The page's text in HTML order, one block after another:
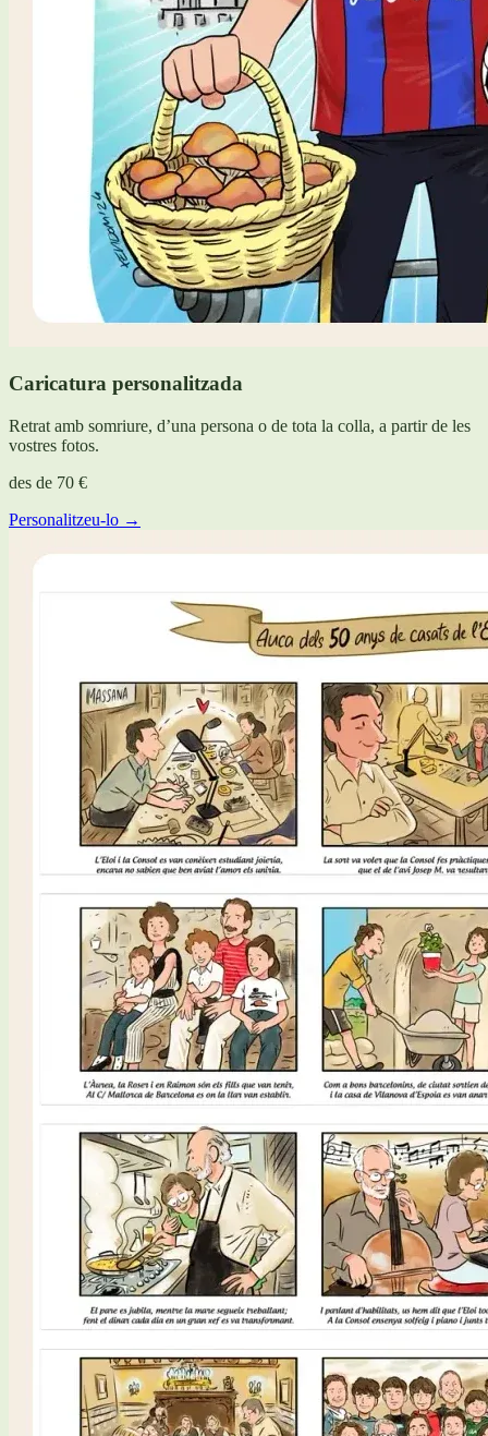
Caricatura personalitzada
Retrat amb somriure, d’una persona o de tota la colla, a partir de les
vostres fotos.
des de 70 €
Personalitzeu-lo →